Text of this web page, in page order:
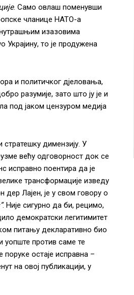
. Само овлаш поменувши
чланице НАТО-а
изазовима
то је продужена
и политичког дјеловања,
разумије, зато што ју је и
под јаком цензуром медија
стратешку димензију. У
већу одговорност док се
исправно поентира да је
трансформације изведу
дер Лајен, је у свом говору о
. Није сигурно да би, рецимо,
демократски легитимитет
питању декларативно био
уопште против саме те
поруке остаје исправна –
на овој публикацији, у